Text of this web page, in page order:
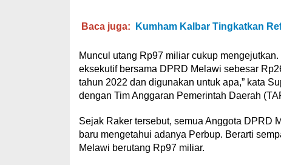
Baca juga: Kumham Kalbar Tingkatkan
Muncul utang Rp97 miliar cukup
eksekutif bersama DPRD Melawi sebesar
tahun 2022 dan digunakan untuk apa,” kata
dengan Tim Anggaran Pemerintah Daerah
Sejak Raker tersebut, semua Anggota DPRD
baru mengetahui adanya Perbup. Berarti
Melawi berutang Rp97 miliar.